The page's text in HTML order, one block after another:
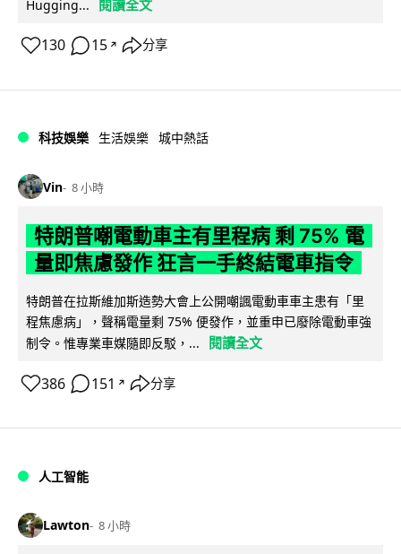
Hugging...
閱讀全文
130 15 ↗ 分享
科技娛樂 生活娛樂 城中熱話
Vin 8 小時
特朗普嘲電動車主有里程病 剩 75% 電
量即焦慮發作 狂言一手終結電車指令
特朗普在拉斯維加斯造勢大會上公開嘲諷電動車車主患有「里
程焦慮病」，聲稱電量剩 75% 便發作，並重申已廢除電動車強
制令。惟專業車媒隨即反駁，...
閱讀全文
386 151 ↗ 分享
人工智能
Lawton 8 小時